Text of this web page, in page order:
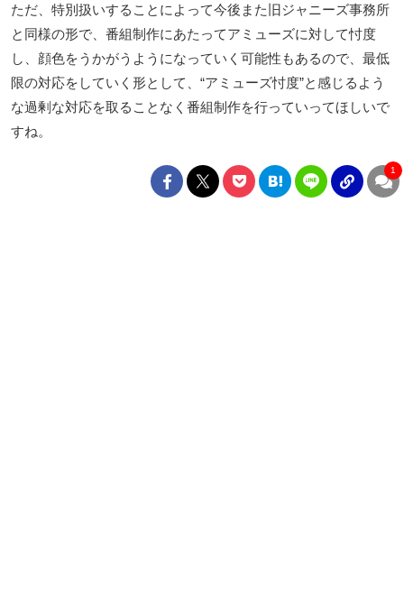
ただ、特別扱いすることによって今後また旧ジャニーズ事務所
と同様の形で、番組制作にあたってアミューズに対して忖度
し、顔色をうかがうようになっていく可能性もあるので、最低
限の対応をしていく形として、“アミューズ忖度”と感じるよう
な過剰な対応を取ることなく番組制作を行っていってほしいで
すね。
1